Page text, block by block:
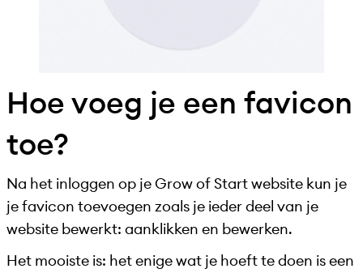
Hoe voeg je een favicon
toe?
Na het inloggen op je Grow of Start website kun je
je favicon toevoegen zoals je ieder deel van je
website bewerkt: aanklikken en bewerken.
Het mooiste is: het enige wat je hoeft te doen is een